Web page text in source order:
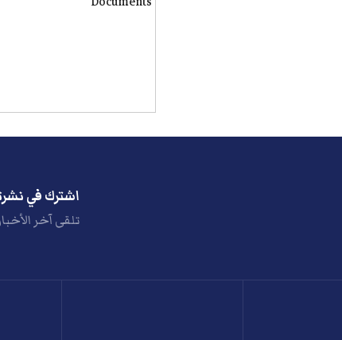
اشترك في
تلقى آخر